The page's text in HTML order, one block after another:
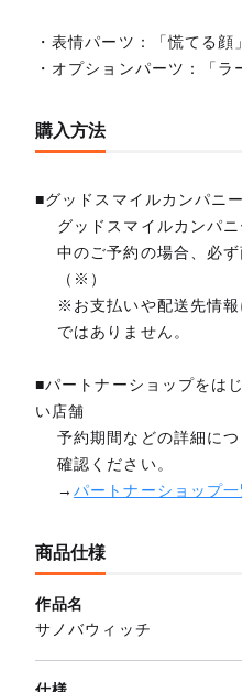
・表情パーツ：「慌てる顔
・オプションパーツ：「
購入方法
■グッドスマイルカンパニ
グッドスマイルカンパ
中のご予約の場合、必
（※）
※お支払いや配送先情
ではありません。
■パートナーショップをは
い店舗
予約期間などの詳細に
確認ください。
→パートナーショップ一
商品仕様
作品名
サノバウィッチ